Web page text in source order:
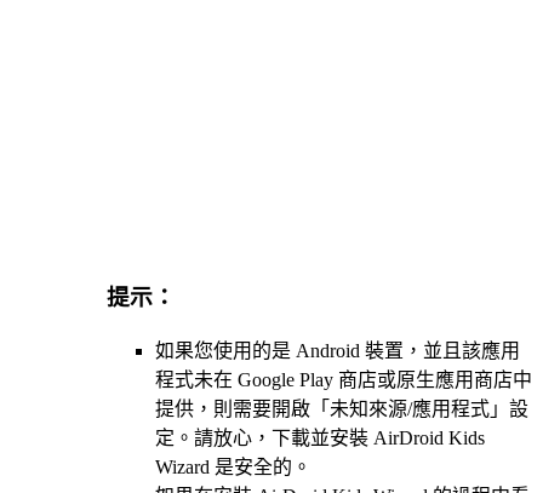
提示：
如果您使用的是 Android 裝置，並且該應用
程式未在 Google Play 商店或原生應用商店中
提供，則需要開啟「未知來源/應用程式」設
定。請放心，下載並安裝 AirDroid Kids
Wizard 是安全的。